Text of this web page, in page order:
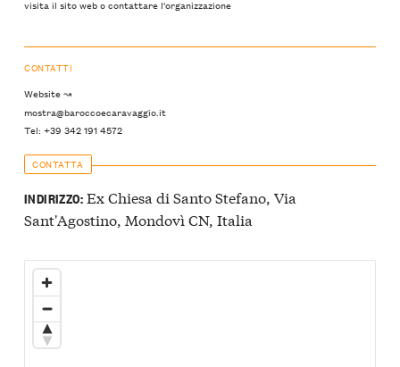
visita il sito web o contattare l'organizzazione
CONTATTI
Website ↝
mostra@baroccoecaravaggio.it
Tel: +39 342 191 4572
CONTATTA
INDIRIZZO:Ex Chiesa di Santo Stefano, Via
Sant'Agostino, Mondovì CN, Italia